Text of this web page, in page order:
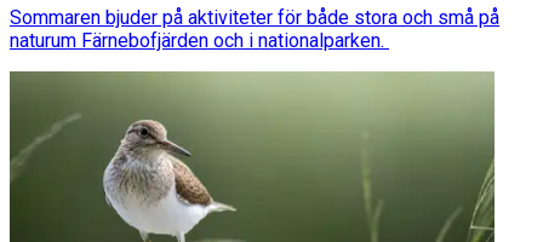
Sommaren bjuder på aktiviteter för både stora och små på
naturum Färnebofjärden och i nationalparken.